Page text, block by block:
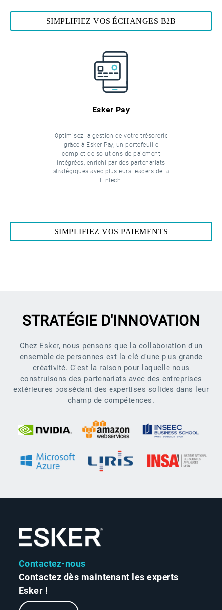
SIMPLIFIEZ VOS ÉCHANGES B2B
Esker Pay
Optimisez la gestion de votre trésorerie
grâce à Esker Pay, un portefeuille
complet de solutions de paiement
intégrées, enrichi par des partenariats
stratégiques avec plusieurs leaders de la
Fintech.
SIMPLIFIEZ VOS PAIEMENTS
STRATÉGIE D'INNOVATION
Chez Esker, nous pensons que la collaboration d'un
ensemble de personnes est la clé d'une plus grande
créativité. C'est la raison pour laquelle nous
construisons des partenariats avec des entreprises
extérieures possédant des expertises solides dans leur
champ de compétences.
Contactez-nous
Contactez dès maintenant les experts
Esker !